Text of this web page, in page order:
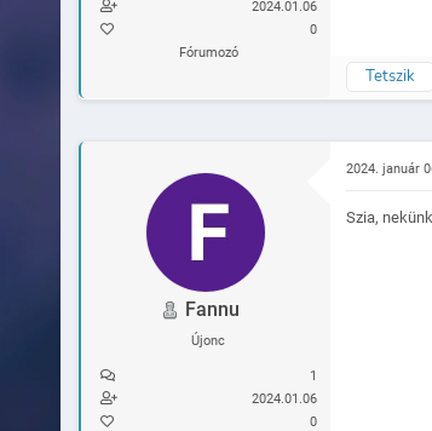
2024.01.06
0
Fórumozó
Tetszik
Fannu
Újonc
1
2024.01.06
0
2024. január
Szia,